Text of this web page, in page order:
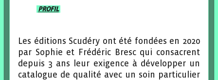
PROFIL
Les éditions Scudéry ont été fondées en 2020
par Sophie et Frédéric Bresc qui consacrent
depuis 3 ans leur exigence à développer un
catalogue de qualité avec un soin particulier